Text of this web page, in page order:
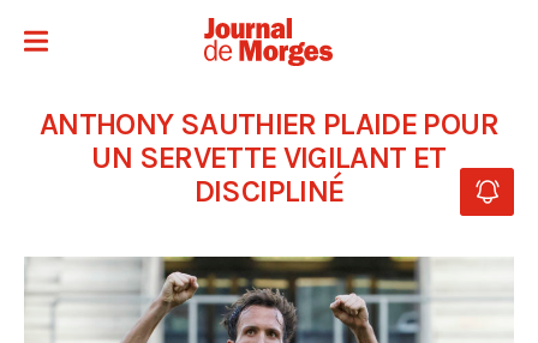
ANTHONY SAUTHIER PLAIDE POUR
UN SERVETTE VIGILANT ET
DISCIPLINÉ